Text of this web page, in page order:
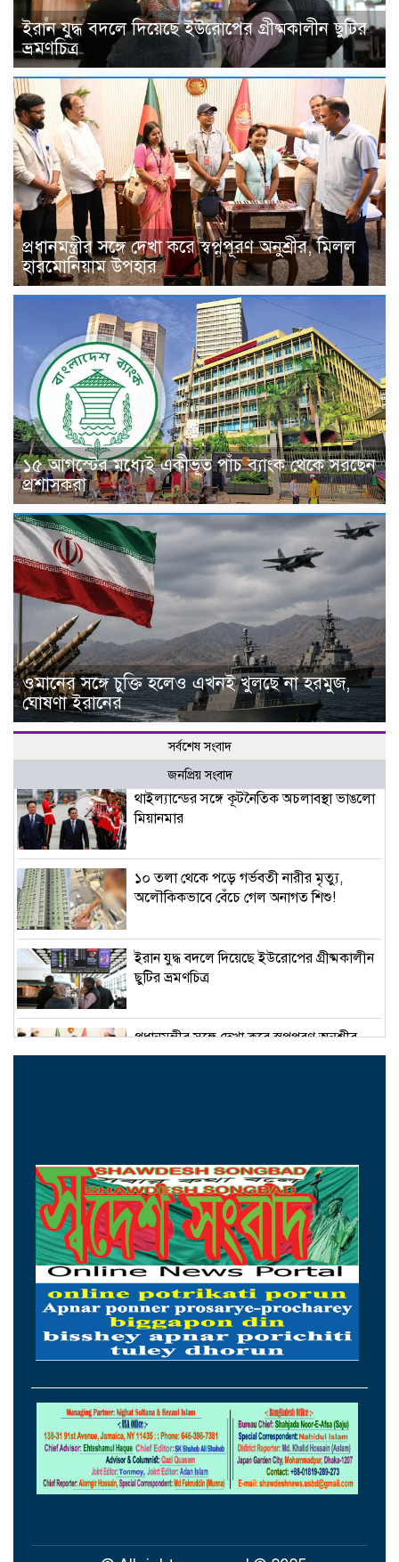
ইরান যুদ্ধ বদলে দিয়েছে ইউরোপের গ্রীষ্মকালীন ছুটির
ভ্রমণচিত্র
প্রধানমন্ত্রীর সঙ্গে দেখা করে স্বপ্নপূরণ অনুশ্রীর, মিলল
হারমোনিয়াম উপহার
১৫ আগস্টের মধ্যেই একীভূত পাঁচ ব্যাংক থেকে সরছেন
প্রশাসকরা
ওমানের সঙ্গে চুক্তি হলেও এখনই খুলছে না হরমুজ,
ঘোষণা ইরানের
সর্বশেষ সংবাদ
জনপ্রিয় সংবাদ
থাইল্যান্ডের সঙ্গে কূটনৈতিক অচলাবস্থা ভাঙলো
মিয়ানমার
১০ তলা থেকে পড়ে গর্ভবতী নারীর মৃত্যু,
অলৌকিকভাবে বেঁচে গেল অনাগত শিশু!
ইরান যুদ্ধ বদলে দিয়েছে ইউরোপের গ্রীষ্মকালীন
ছুটির ভ্রমণচিত্র
প্রধানমন্ত্রীর সঙ্গে দেখা করে স্বপ্নপূরণ অনুশ্রীর,
মিলল হারমোনিয়াম উপহার
ওমানের সঙ্গে চুক্তি হলেও এখনই খুলছে না
হরমুজ, ঘোষণা ইরানের
আগস্টের প্রথম ৫ দিনে রেমিট্যান্স এলো ৬০
কোটি ২০ লাখ ডলার
থাইল্যান্ডের সঙ্গে কূটনৈতিক অচলাবস্থা ভাঙলো
সচিবালয়ে জনপ্রশাসন বিষয়ক উপদেষ্টা,
আমলাতান্ত্রিক জটিলতা পরিহার করে দ্রুত
কার্যকর ব্যবস্থা গ্রহণের নির্দেশ